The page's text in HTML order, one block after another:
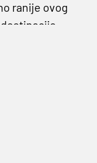
ranije ovog